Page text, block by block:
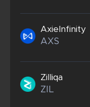
AxieInfinity
AXS
Zilliqa
ZIL